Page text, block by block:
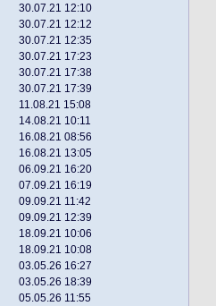
30.07.21 12:10
30.07.21 12:12
30.07.21 12:35
30.07.21 17:23
30.07.21 17:38
30.07.21 17:39
11.08.21 15:08
14.08.21 10:11
16.08.21 08:56
16.08.21 13:05
06.09.21 16:20
07.09.21 16:19
09.09.21 11:42
09.09.21 12:39
18.09.21 10:06
18.09.21 10:08
03.05.26 16:27
03.05.26 18:39
05.05.26 11:55